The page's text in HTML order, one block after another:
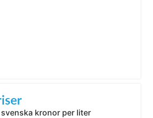
kronor per liter